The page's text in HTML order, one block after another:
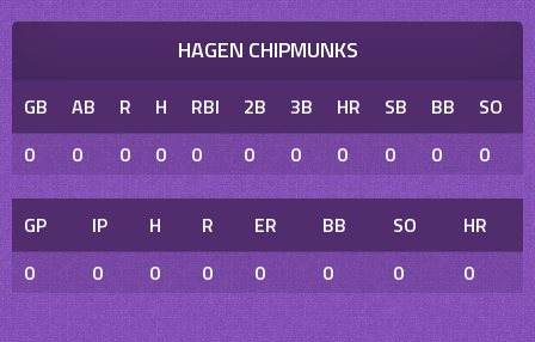
HAGEN CHIPMUNKS
GB AB R H RBI 2B 3B HR SB BB SO
0
0 0 0 0 0 0 0 0 0 0
GP IP H R ER BB SO
HR
0
0 0 0 0 0 0 0